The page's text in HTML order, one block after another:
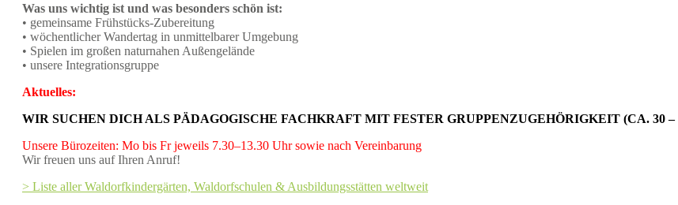
Was uns wichtig ist und was besonders schön ist:
• gemeinsame Frühstücks-Zubereitung
• wöchentlicher Wandertag in unmittelbarer Umgebung
• Spielen im großen naturnahen Außengelände
• unsere Integrationsgruppe
Aktuelles:
WIR SUCHEN DICH ALS PÄDAGOGISCHE FACHKRAFT MIT FESTER GRUPPENZUGEHÖRIGKEIT (CA. 30
Unsere Bürozeiten: Mo bis Fr jeweils 7.30–13.30 Uhr sowie nach Vereinbarung
Wir freuen uns auf Ihren Anruf!
> Liste aller Waldorfkindergärten, Waldorfschulen & Ausbildungsstätten weltweit